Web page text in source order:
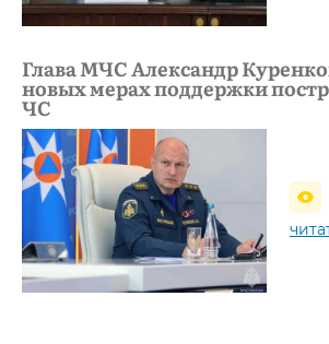
Глава МЧС Александр
новых мерах поддержки
ЧС